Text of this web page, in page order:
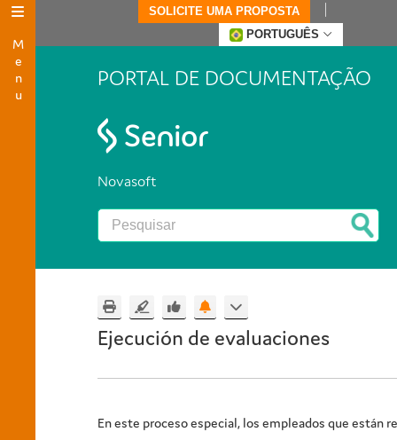
Menu
SOLICITE UMA PROPOSTA
PORTUGUÊS
PORTAL DE DOCUMENTAÇÃO
Novasoft
Ejecución de evaluaciones
En este proceso especial, los empleados que están